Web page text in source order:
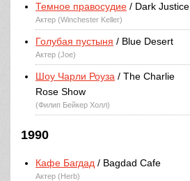
Темное правосудие / Dark Justice
Актер (Winchester Keller)
Голубая пустыня / Blue Desert
Актер (Joe)
Шоу Чарли Роуза / The Charlie
Rose Show
(Филип Бейкер Холл)
1990
Кафе Багдад / Bagdad Cafe
Актер (Herb)